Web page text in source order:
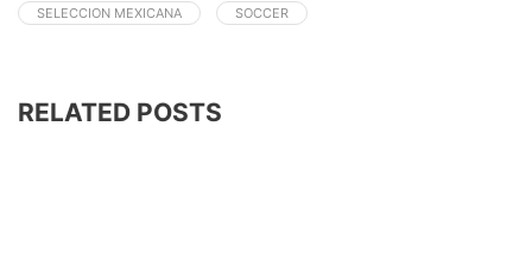
SELECCION MEXICANA SOCCER
RELATED POSTS